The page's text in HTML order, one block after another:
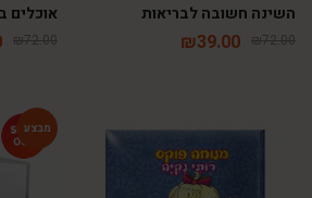
השינה חשובה לבריאות
₪72.00
₪39.00
אוכלים
₪72.00